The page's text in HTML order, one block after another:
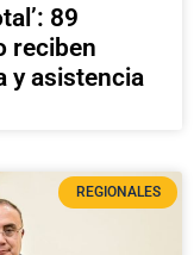
89
reciben
y asistencia
REGIONALES